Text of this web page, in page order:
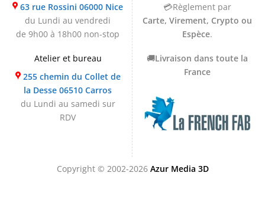
63 rue Rossini 06000 Nice
du Lundi au vendredi
de 9h00 à 18h00 non-stop
Atelier et bureau
255 chemin du Collet de
la Desse 06510 Carros
du Lundi au samedi sur
RDV
💳Règlement par
Carte, Virement, Crypto ou
Espèce.
🚚Livraison dans toute la
France
Copyright © 2002-2026 Azur Media 3D